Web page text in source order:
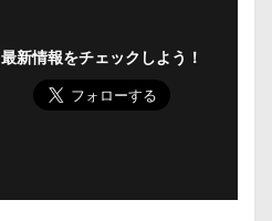
最新情報をチェックしよう！